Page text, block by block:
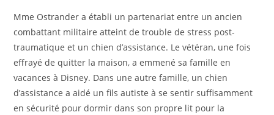
Mme Ostrander a établi un partenariat entre un ancien
combattant militaire atteint de trouble de stress post-
traumatique et un chien d’assistance. Le vétéran, une fois
effrayé de quitter la maison, a emmené sa famille en
vacances à Disney. Dans une autre famille, un chien
d’assistance a aidé un fils autiste à se sentir suffisamment
en sécurité pour dormir dans son propre lit pour la